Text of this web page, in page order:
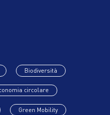
Biodiversità
circolare
Green Mobility